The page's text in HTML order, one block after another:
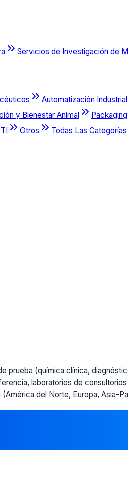
Servicios de Investigación de
Automatización
y Bienestar Animal Packaging
Otros
Todas Las Categorías
(química clínica,
laboratorios de
del Norte, Europa, Asia-